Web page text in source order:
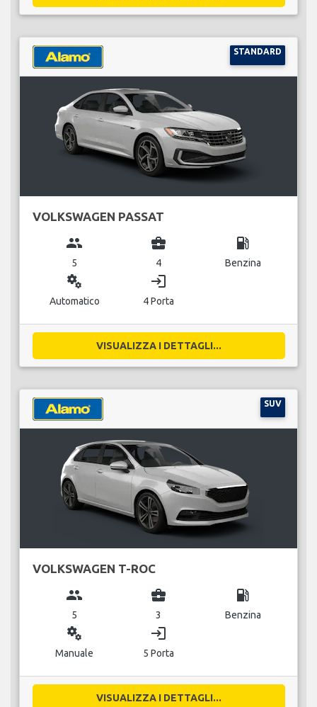
STANDARD
VOLKSWAGEN PASSAT
group
5
business_center
4
local_gas_station
Benzina
miscellaneous_services
Automatico
login
4 Porta
VISUALIZZA I DETTAGLI...
SUV
VOLKSWAGEN T-ROC
group
5
business_center
3
local_gas_station
Benzina
miscellaneous_services
Manuale
login
5 Porta
VISUALIZZA I DETTAGLI...